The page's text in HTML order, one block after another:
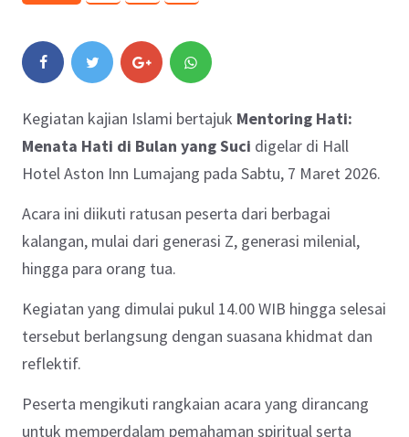
Kegiatan kajian Islami bertajuk Mentoring Hati:
Menata Hati di Bulan yang Suci digelar di Hall
Hotel Aston Inn Lumajang pada Sabtu, 7 Maret 2026.
Acara ini diikuti ratusan peserta dari berbagai
kalangan, mulai dari generasi Z, generasi milenial,
hingga para orang tua.
Kegiatan yang dimulai pukul 14.00 WIB hingga selesai
tersebut berlangsung dengan suasana khidmat dan
reflektif.
Peserta mengikuti rangkaian acara yang dirancang
untuk memperdalam pemahaman spiritual serta